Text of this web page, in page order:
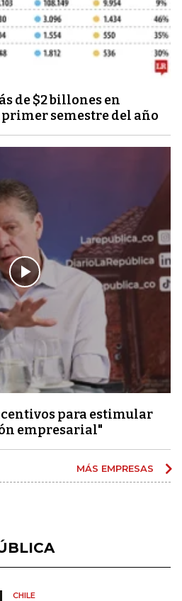
de $2 billones en
semestre del año
para estimular
empresarial"
MÁS EMPRESAS
CHILE